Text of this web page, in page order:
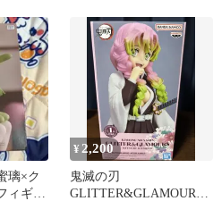
璃×ク
ィギュ
¥ 2,200
鬼滅の刃
GLITTER&GLAMOURS